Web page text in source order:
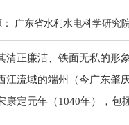
广东省水利水电科学研究
清正廉洁、铁面无私的形
江流域的端州（今广东肇
康定元年（1040年），包